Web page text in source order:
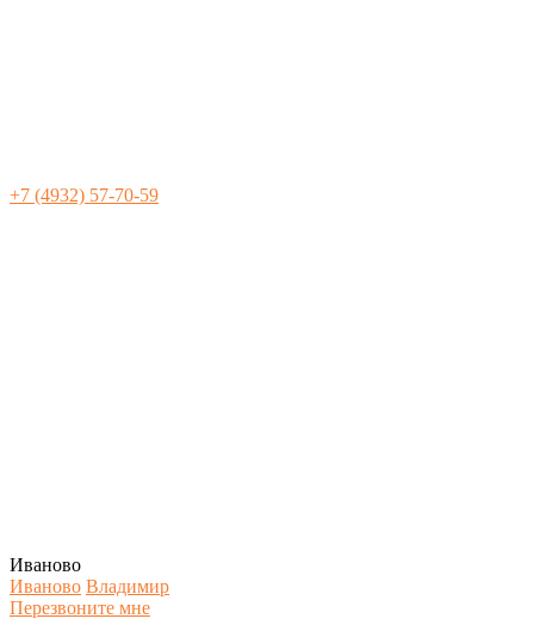
+7 (4932) 57-70-59
Иваново
Иваново Владимир
Перезвоните мне